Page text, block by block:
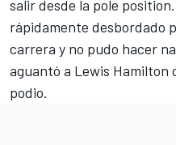
salir desde la pole
rápidamente desbordado
carrera y no pudo hacer
aguantó a Lewis Hamilton
podio.